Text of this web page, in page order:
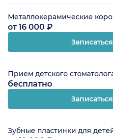
Металлокерамические
от 16 000 ₽
Записаться
Прием детского
бесплатно
Записаться
Зубные пластинки для